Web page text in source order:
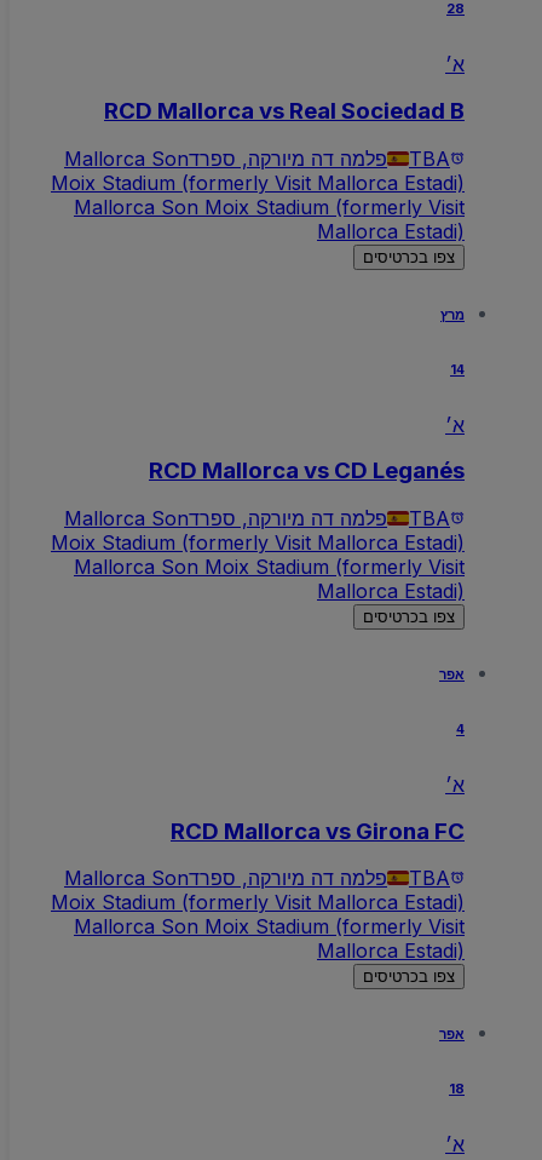
28
א׳
RCD Mallorca vs Real Sociedad B
TBA פלמה דה מיורקה, ספרדMallorca Son
Moix Stadium (formerly Visit Mallorca Estadi)
Mallorca Son Moix Stadium (formerly Visit
Mallorca Estadi)
צפו בכרטיסים
מרץ
א׳
RCD Mallorca vs CD Leganés
TBA פלמה דה מיורקה, ספרדMallorca Son
Moix Stadium (formerly Visit Mallorca Estadi)
Mallorca Son Moix Stadium (formerly Visit
Mallorca Estadi)
צפו בכרטיסים
אפר
א׳
RCD Mallorca vs Girona FC
TBA פלמה דה מיורקה, ספרדMallorca Son
Moix Stadium (formerly Visit Mallorca Estadi)
Mallorca Son Moix Stadium (formerly Visit
Mallorca Estadi)
צפו בכרטיסים
אפר
א׳